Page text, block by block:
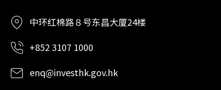
中环红棉路８号东昌大厦24楼
+852 3107 1000
enq@investhk.gov.hk